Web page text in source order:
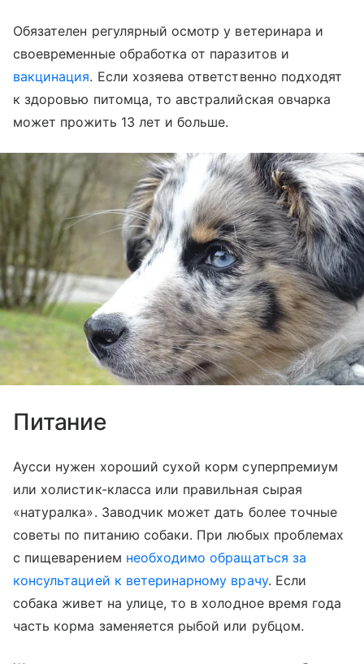
Обязателен регулярный осмотр у ветеринара и
своевременные обработка от паразитов и
вакцинация. Если хозяева ответственно подходят
к здоровью питомца, то австралийская овчарка
может прожить 13 лет и больше.
Питание
Аусси нужен хороший сухой корм суперпремиум
или холистик-класса или правильная сырая
«натуралка». Заводчик может дать более точные
советы по питанию собаки. При любых проблемах
с пищеварением необходимо обращаться за
консультацией к ветеринарному врачу. Если
собака живет на улице, то в холодное время года
часть корма заменяется рыбой или рубцом.